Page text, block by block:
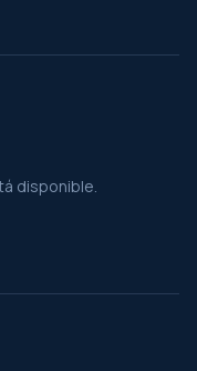
disponible.